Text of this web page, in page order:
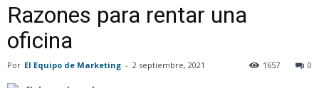
OficinasIBS
Razones para rentar una
oficina
Por El Equipo de Marketing - 2 septiembre, 2021 0
1657